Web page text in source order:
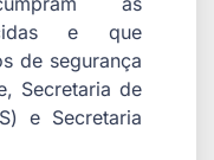
e que
de segurança
Secretaria de
e Secretaria